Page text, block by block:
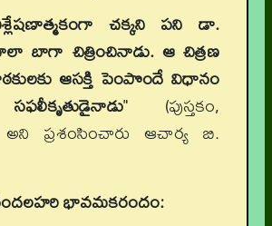
చక్కని పని డా.
బాగా చిత్రించినాడు. ఆ చిత్రణ
ఆసక్తి పెంపొందే విధానం
" (పుస్తకం,
అని ప్రశంసించారు ఆచార్య బి.
భావమకరందం: